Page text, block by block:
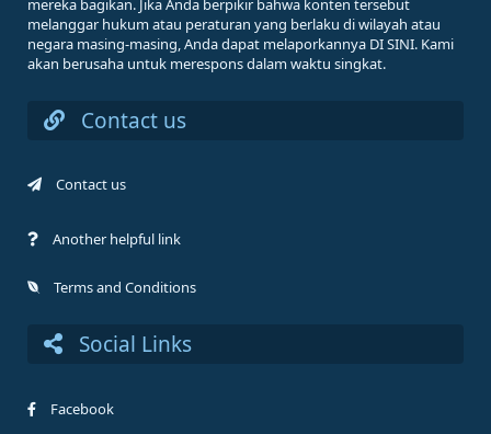
melanggar hukum atau peraturan yang berlaku di wilayah atau
negara masing-masing, Anda dapat melaporkannya DI SINI. Kami
akan berusaha untuk merespons dalam waktu singkat.
Contact us
Contact us
Another helpful link
Terms and Conditions
Social Links
Facebook